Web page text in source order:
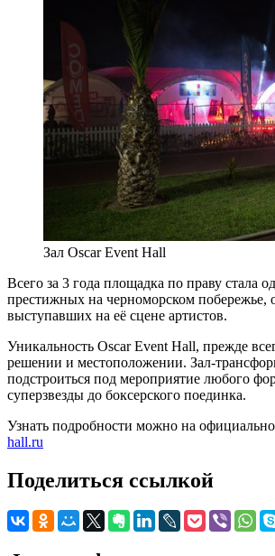
Зал Oscar Event Hall
Всего за 3 года площадка по праву стала
престижных на черноморском побережье,
выступавших на её сцене артистов.
Уникальность Oscar Event Hall, прежде
решении и местоположении. Зал-
подстроиться под мероприятие любого
суперзвезды до боксерского поединка.
Узнать подробности можно на
hall.ru
Поделиться ссылкой